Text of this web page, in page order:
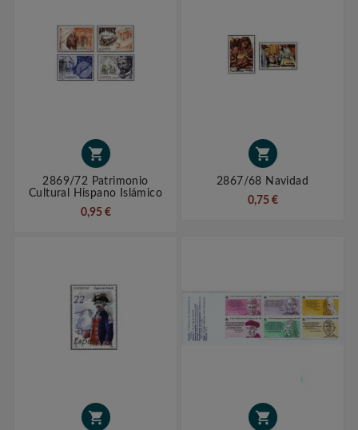

2869/72 Patrimonio
Cultural Hispano Islámico
0,95 €

2867/68 Navidad
0,75 €
 